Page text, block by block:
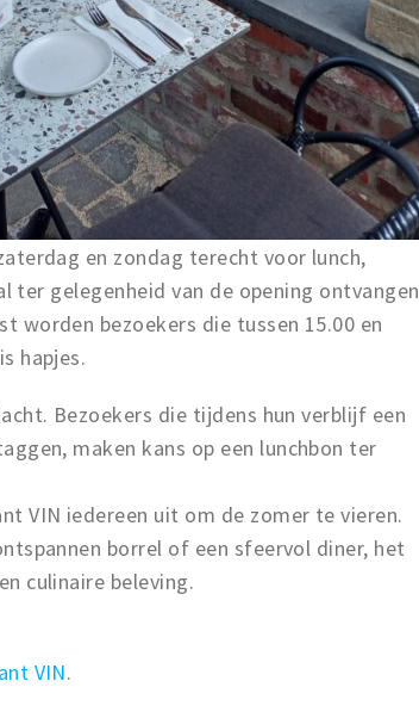
en zondag terecht voor lunch,
ter gelegenheid van de opening ontvangen
worden bezoekers die tussen 15.00 en
hapjes.
Bezoekers die tijdens hun verblijf een
maken kans op een lunchbon ter
VIN iedereen uit om de zomer te vieren.
borrel of een sfeervol diner, het
culinaire beleving.
VIN.